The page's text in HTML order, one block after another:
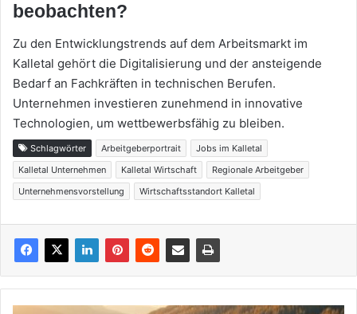
beobachten?
Zu den Entwicklungstrends auf dem Arbeitsmarkt im
Kalletal gehört die Digitalisierung und der ansteigende
Bedarf an Fachkräften in technischen Berufen.
Unternehmen investieren zunehmend in innovative
Technologien, um wettbewerbsfähig zu bleiben.
Schlagwörter Arbeitgeberportrait
Jobs im Kalletal
Kalletal Unternehmen
Kalletal Wirtschaft
Regionale Arbeitgeber
Unternehmensvorstellung
Wirtschaftsstandort Kalletal